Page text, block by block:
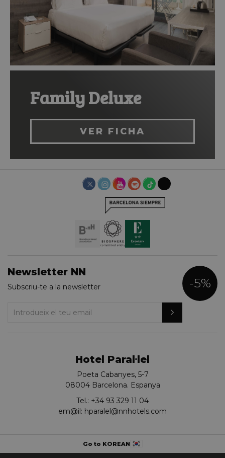
Family Deluxe
VER FICHA
Hotel Paral·lel
Poeta Cabanyes, 5-7
08004 Barcelona. Espanya
Tel.: +34 93 329 11 04
em@il: hparalel@nnhotels.com
Newsletter NN
Subscriu-te a la newsletter -5%
Go to KOREAN